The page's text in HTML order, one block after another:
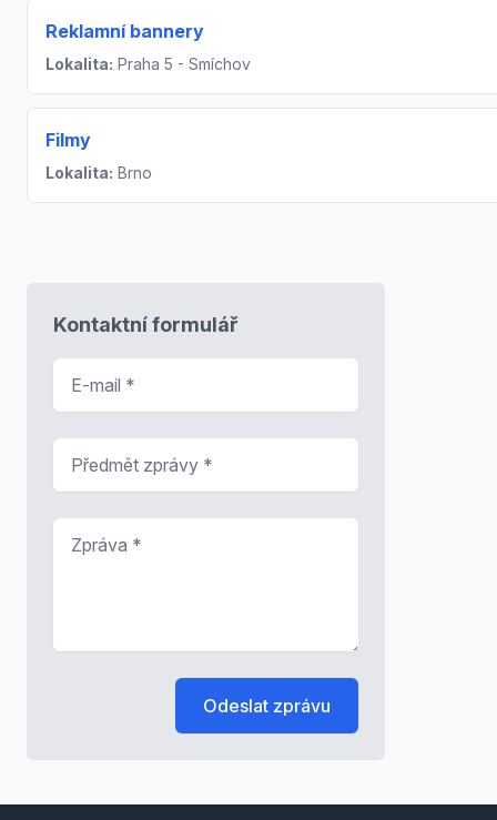
Reklamní bannery
Lokalita: Praha 5 - Smíchov
Filmy
Lokalita: Brno
Kontaktní formulář
Odeslat zprávu